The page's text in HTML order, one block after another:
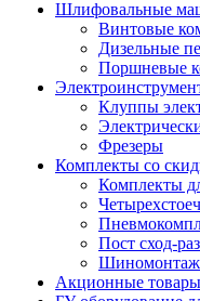
Шлифовальные
Винтовые
Дизельные
Поршневые
Клуппы
Фрезеры
Комплекты со
Комплекты
Пост сход-
Акционные товары